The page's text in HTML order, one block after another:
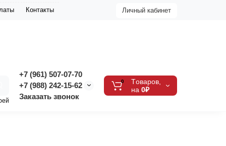
Контакты Личный кабинет
+7 (961) 507-07-70
+7 (988) 242-15-62
Заказать звонок
0
Tоваров,
на 0₽